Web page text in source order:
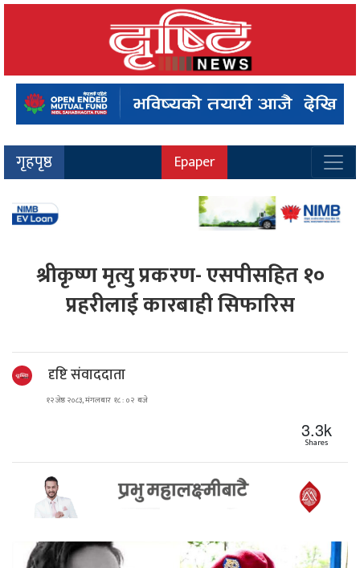
गृहपृष्ठ Epaper
श्रीकृष्ण मृत्यु प्रकरण- एसपीसहित १०
प्रहरीलाई कारबाही सिफारिस
दृष्टि संवाददाता
१२ जेष्ठ २०८३, मंगलबार १८ : ०२ बजे
3.3k
Shares